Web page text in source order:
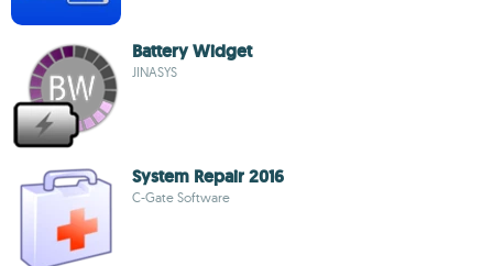
Battery Widget
JINASYS
System Repair 2016
C-Gate Software